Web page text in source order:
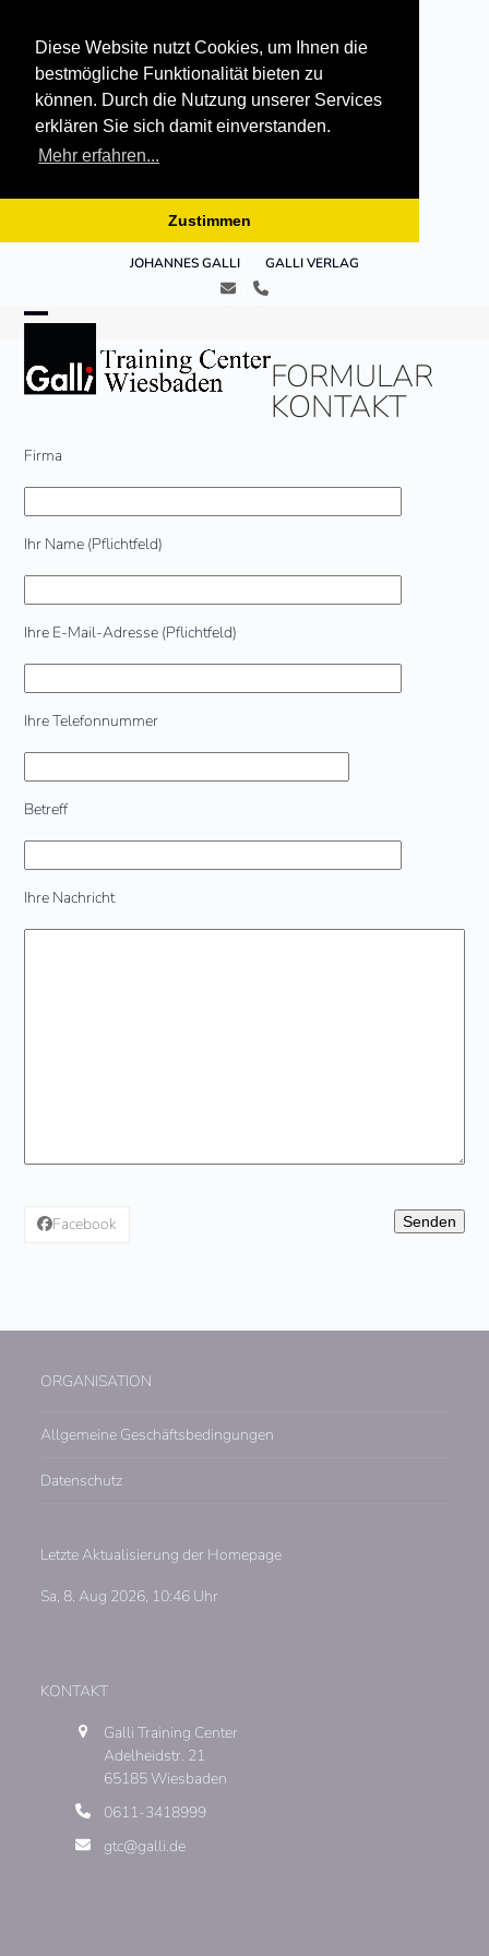
Diese Website nutzt Cookies, um Ihnen die
bestmögliche Funktionalität bieten zu
können. Durch die Nutzung unserer Services
erklären Sie sich damit einverstanden.
Mehr erfahren...
Zustimmen
JOHANNES GALLI GALLI VERLAG
E- Telefon
mobile
mobile
FORMULAR
KONTAKT
Firma
Ihr Name (Pflichtfeld)
Ihre E-Mail-Adresse (Pflichtfeld)
Ihre Telefonnummer
Betreff
Ihre Nachricht
lasseFacebook
ORGANISATION
Allgemeine Geschäftsbedingungen
Datenschutz
Letzte Aktualisierung der Homepage
Sa, 8. Aug 2026, 10:46 Uhr
KONTAKT
Galli Training Center
Adelheidstr. 21
65185 Wiesbaden
0611-3418999
gtc@galli.de